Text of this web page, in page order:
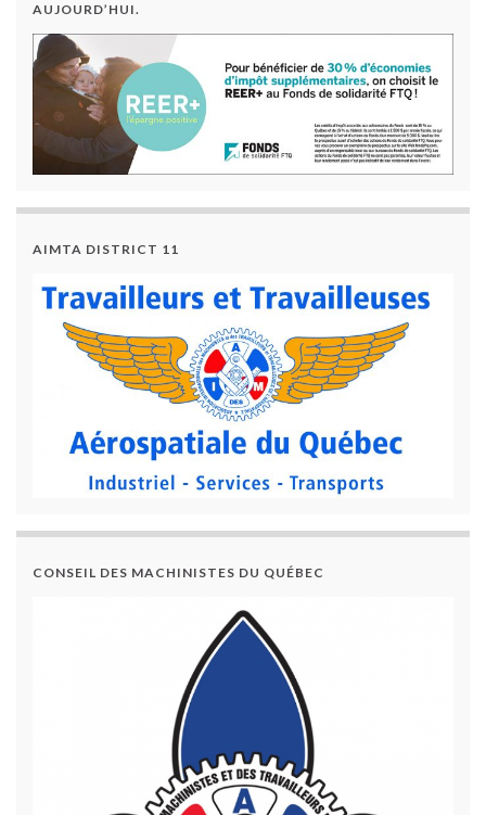
AUJOURD’HUI.
AIMTA DISTRICT 11
CONSEIL DES MACHINISTES DU QUÉBEC